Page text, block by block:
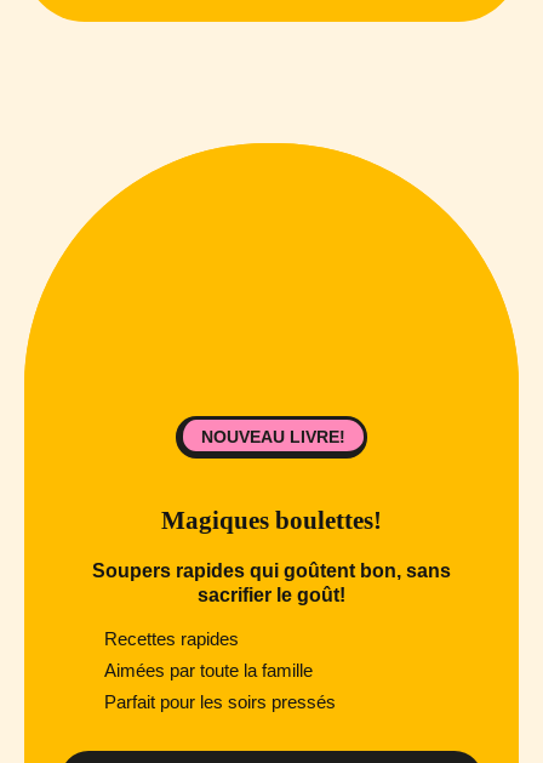
Magiques boulettes!
Soupers rapides qui goûtent bon, sans
sacrifier le goût!
Recettes rapides
Aimées par toute la famille
Parfait pour les soirs pressés
NOUVEAU LIVRE!